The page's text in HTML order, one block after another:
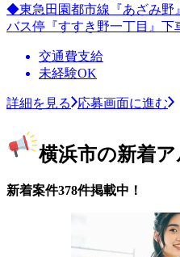
◆東急田園都市線『あざみ野
バス停『すすき野一丁目』下
交通費支給
未経験OK
詳細を見る 応募画面に進む
横浜市の新着
新着案件378件掲載中！